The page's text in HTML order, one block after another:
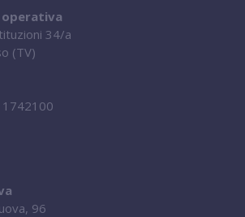
operativa
34/a
(TV)
96